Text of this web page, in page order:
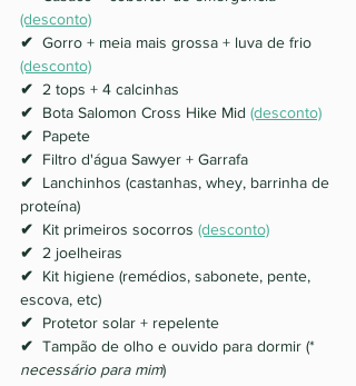
(desconto)
✔ Gorro + meia mais grossa + luva de frio
(desconto)
✔ 2 tops + 4 calcinhas
✔ Bota Salomon Cross Hike Mid (desconto)
✔ Papete
✔ Filtro d'água Sawyer + Garrafa
✔ Lanchinhos (castanhas, whey, barrinha de
proteína)
✔ Kit primeiros socorros (desconto)
✔ 2 joelheiras
✔ Kit higiene (remédios, sabonete, pente,
escova, etc)
✔ Protetor solar + repelente
✔ Tampão de olho e ouvido para dormir (*
necessário para mim)